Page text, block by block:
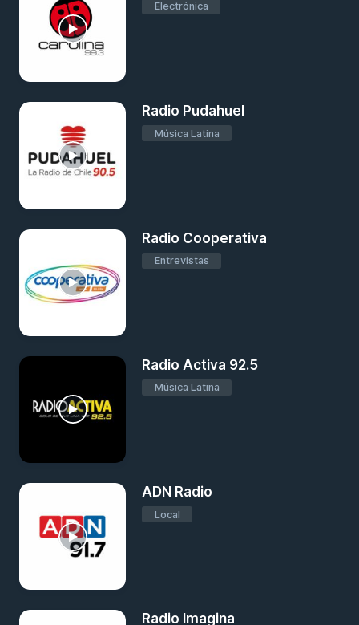
Electrónica
Radio Pudahuel
Música Latina
Radio Cooperativa
Entrevistas
Radio Activa 92.5
Música Latina
ADN Radio
Local
Radio Imagina